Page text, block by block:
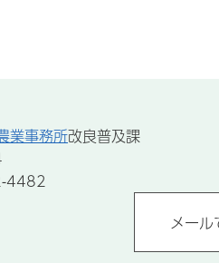
業事務所改良普及課
4482